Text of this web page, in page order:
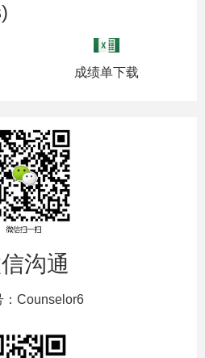
成绩单下载
沟通
：Counselor6